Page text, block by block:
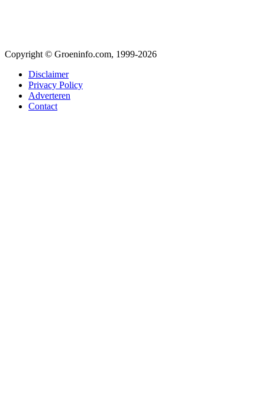
Copyright © Groeninfo.com, 1999-2026
Disclaimer
Privacy Policy
Adverteren
Contact